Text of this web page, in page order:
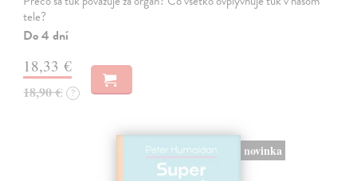
tele?
Do 4 dní
18,33 €
18,90 € ?
novinka